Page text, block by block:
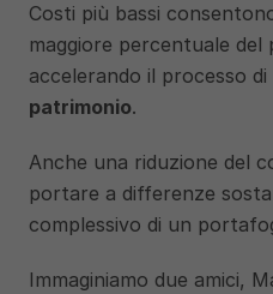
Costi più bassi
maggiore percentuale del
accelerando il processo di
patrimonio.
Anche una riduzione del
portare a differenze
complessivo di un
Immaginiamo due amici,